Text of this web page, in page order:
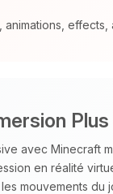
Plus
avec Minecraft
en réalité
mouvements du